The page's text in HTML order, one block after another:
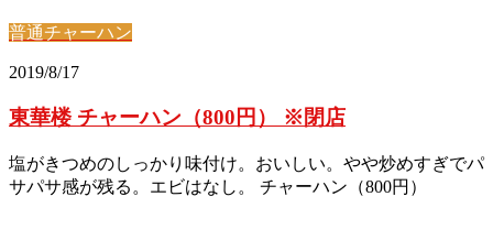
普通チャーハン
2019/8/17
東華楼 チャーハン（800円） ※閉店
塩がきつめのしっかり味付け。おいしい。やや炒めすぎでパ
サパサ感が残る。エビはなし。 チャーハン（800円）